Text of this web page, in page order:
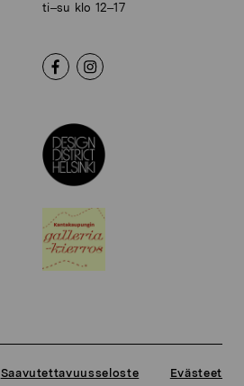
ti–su klo 12–17
Saavutettavuusseloste Evästeet